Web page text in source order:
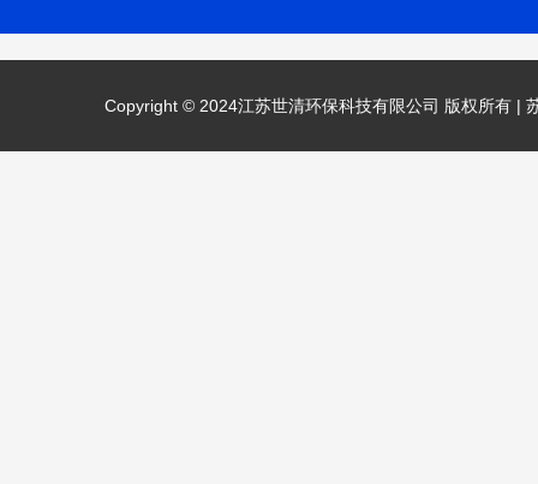
Copyright © 2024江苏世清环保科技有限公司 版权所有 |